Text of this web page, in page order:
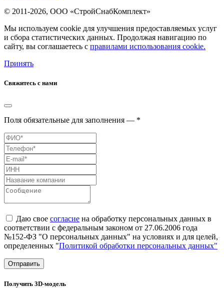
© 2011-2026, ООО «СтройСнабКомплект»
Мы используем cookie для улучшения предоставляемых услуг
и сбора статистических данных. Продолжая навигацию по
сайту, вы соглашаетесь с правилами использования cookie.
Принять
Свяжитесь с нами
Поля обязательные для заполнения — *
Даю свое согласие на обработку персональных данных в
соответствии с федеральным законом от 27.06.2006 года
№152-ФЗ "О персональных данных" на условиях и для целей,
определенных "Политикой обработки персональных данных"
Отправить
Получить 3D-модель